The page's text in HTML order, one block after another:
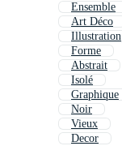
Ensemble
Art Déco
Illustration
Forme
Abstrait
Isolé
Graphique
Noir
Vieux
Decor